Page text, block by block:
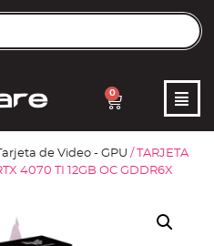
0
de Video - GPU / TARJETA
4070 TI 12GB OC GDDR6X